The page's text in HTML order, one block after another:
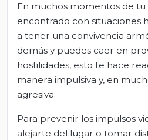
En muchos momentos de tu
encontrado con situaciones
a tener una convivencia
demás y puedes caer en
hostilidades, esto te hace
manera impulsiva y, en
agresiva.
Para prevenir los impulsos
alejarte del lugar o tomar